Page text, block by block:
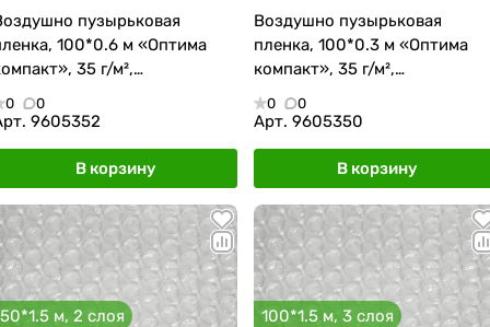
пузырьковая
100*0.6 м «Оптима
35 г/м²,
0 0
9605352
В корзину
Воздушно пузырьковая
пленка, 100*0.3 м «Оптима
компакт», 35 г/м²,
двухслойная
0 0
Арт. 9605350
В корзину
50*1.5 м, 2 слоя 100*1.5 м, 3 слоя